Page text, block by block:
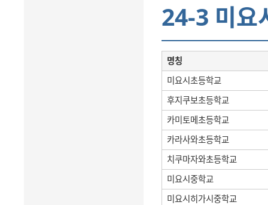
24-3 미요
명칭
미요시초등학교
후지쿠보초등학교
카미토메초등학교
카라사와초등학교
치쿠마자와초등학교
미요시중학교
미요시히가시중학교